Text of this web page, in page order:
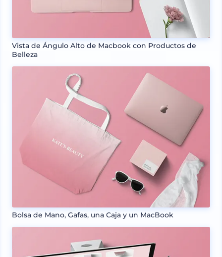
Vista de Ángulo Alto de Macbook con Productos de
Belleza
Bolsa de Mano, Gafas, una Caja y un MacBook